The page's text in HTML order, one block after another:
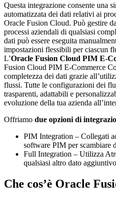
Questa integrazione consente una
automatizzata dei dati relativi ai
Oracle Fusion Cloud. Può gestire
processi aziendali di qualsiasi
dati può essere eseguita
impostazioni flessibili per ciascun
L’Oracle Fusion Cloud PIM E-
Fusion Cloud PIM E-Commerce
completezza dei dati grazie
flussi. Tutte le configurazioni dei
trasparenti, adattabili e
evoluzione della tua azienda
Offriamo due opzioni di
PIM Integration – Collegati
software PIM per scambiare
Full Integration – Utilizza
qualsiasi altro dato
Che cos’è Oracle